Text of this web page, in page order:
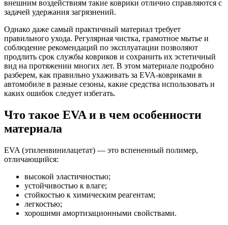
внешним воздействиям такие коврики отлично справляются с
задачей удержания загрязнений.
Однако даже самый практичный материал требует
правильного ухода. Регулярная чистка, грамотное мытье и
соблюдение рекомендаций по эксплуатации позволяют
продлить срок службы ковриков и сохранить их эстетичный
вид на протяжении многих лет. В этом материале подробно
разберем, как правильно ухаживать за EVA-ковриками в
автомобиле в разные сезоны, какие средства использовать и
каких ошибок следует избегать.
Что такое EVA и в чем особенности
материала
EVA (этиленвинилацетат) — это вспененный полимер,
отличающийся:
высокой эластичностью;
устойчивостью к влаге;
стойкостью к химическим реагентам;
легкостью;
хорошими амортизационными свойствами.